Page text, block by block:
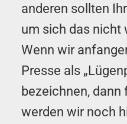
anderen sollten
um sich das nicht
Wenn wir
Presse als
bezeichnen,
werden wir noch